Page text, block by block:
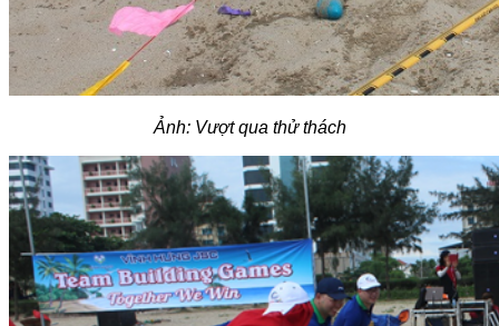
Ảnh: Vượt qua thử thách